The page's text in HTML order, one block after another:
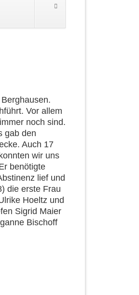
überspringen
Vor allem
noch sind.
gab den
Auch 17
wir uns
benötigte
lief und
die erste Frau
Hoeltz und
Sigrid Maier
Bischoff